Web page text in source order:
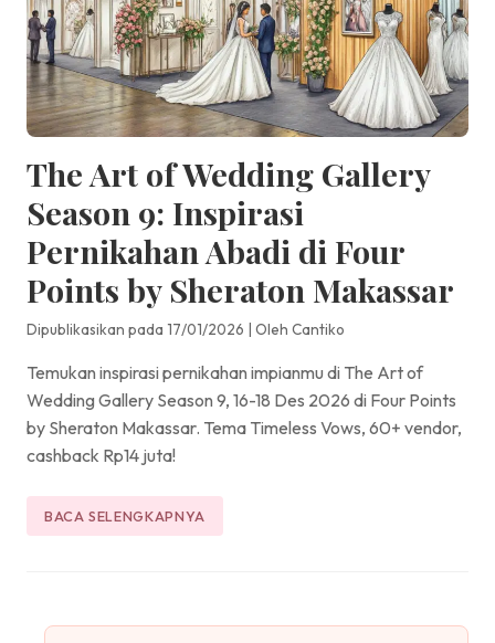
The Art of Wedding Gallery
Season 9: Inspirasi
Pernikahan Abadi di Four
Points by Sheraton Makassar
Dipublikasikan pada 17/01/2026 | Oleh Cantiko
Temukan inspirasi pernikahan impianmu di The Art of
Wedding Gallery Season 9, 16-18 Des 2026 di Four Points
by Sheraton Makassar. Tema Timeless Vows, 60+ vendor,
cashback Rp14 juta!
BACA SELENGKAPNYA